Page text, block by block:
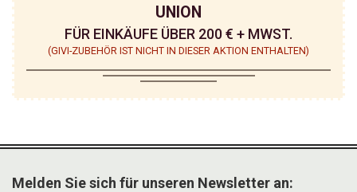
UNION
FÜR EINKÄUFE ÜBER 200 € + MWST.
(GIVI-ZUBEHÖR IST NICHT IN DIESER AKTION ENTHALTEN)
Melden Sie sich für unseren Newsletter an: